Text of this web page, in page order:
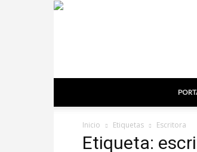
Inicio Etiquetas Escritora
Etiqueta: